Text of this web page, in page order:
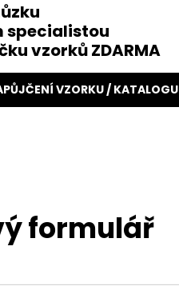
specialistou
vzorků ZDARMA
VZORKU / KATALOGU
formulář